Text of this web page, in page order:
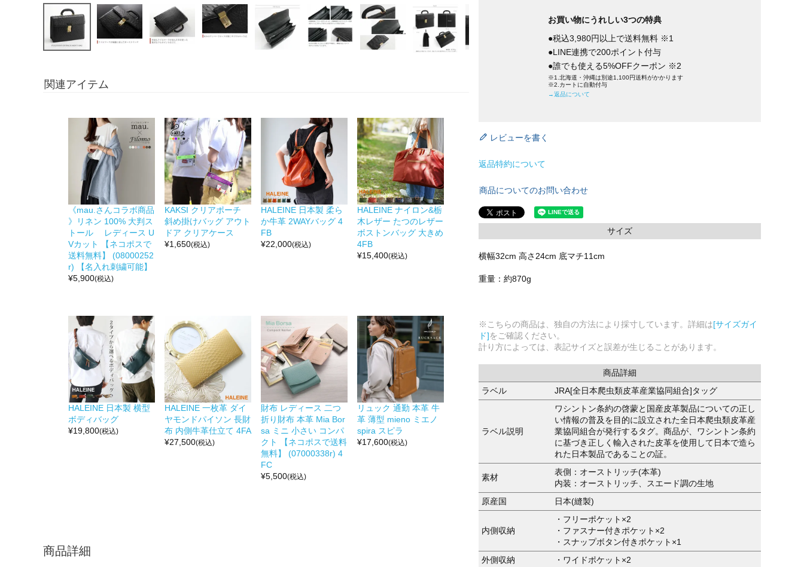
関連アイテム
《mau.さんコラボ商品
》リネン 100% 大判ス
トール レディース U
Vカット 【ネコポスで
送料無料】 (08000252
r) 【名入れ刺繍可能】
¥5,900(税込)
KAKSI クリアポーチ
斜め掛けバッグ アウト
ドア クリアケース
¥1,650(税込)
HALEINE 日本製 柔ら
か牛革 2WAYバッグ 4
FB
¥22,000(税込)
HALEINE ナイロン&栃
木レザー たつのレザー
ボストンバッグ 大きめ
4FB
¥15,400(税込)
HALEINE 日本製 横型
ボディバッグ
¥19,800(税込)
HALEINE 一枚革 ダイ
ヤモンドパイソン 長財
布 内側牛革仕立て 4FA
¥27,500(税込)
財布 レディース 二つ
折り財布 本革 Mia Bor
sa ミニ 小さい コンパ
クト 【ネコポスで送料
無料】 (07000338r) 4
FC
¥5,500(税込)
リュック 通勤 本革 牛
革 薄型 mieno ミエノ
spira スピラ
¥17,600(税込)
商品詳細
お買い物にうれしい3つの特典
●税込3,980円以上で送料無料 ※1
●LINE連携で200ポイント付与
●誰でも使える5%OFFクーポン ※2
※1.北海道・沖縄は別途1,100円送料がかかります
※2.カートに自動付与
→返品について
レビューを書く
返品特約について
商品についてのお問い合わせ
サイズ
横幅32cm 高さ24cm 底マチ11cm
重量：約870g
※こちらの商品は、独自の方法により採寸しています。詳細は[サイズガイ
ド]をご確認ください。
計り方によっては、表記サイズと誤差が生じることがあります。
商品詳細
ラベル
JRA[全日本爬虫類皮革産業協同組合]タッグ
ラベル説明
ワシントン条約の啓蒙と国産皮革製品についての正し
い情報の普及を目的に設立された全日本爬虫類皮革産
業協同組合が発行するタグ。商品が、ワシントン条約
に基づき正しく輸入された皮革を使用して日本で造ら
れた日本製品であることの証。
素材
表側：オーストリッチ(本革)
内装：オーストリッチ、スエード調の生地
原産国
日本(縫製)
内側収納
・フリーポケット×2
・ファスナー付きポケット×2
・スナップボタン付きポケット×1
外側収納
・ワイドポケット×2